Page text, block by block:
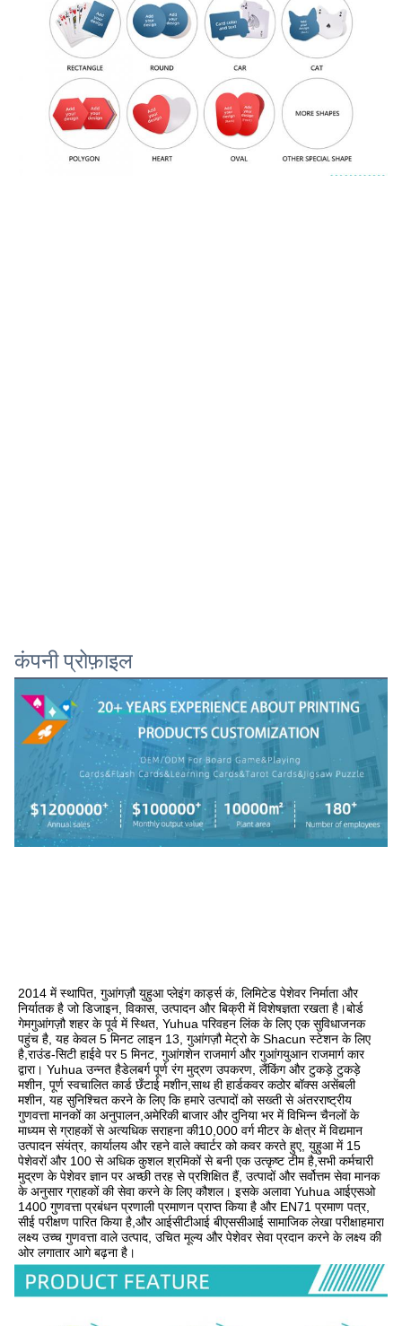
कंपनी प्रोफ़ाइल
2014 में स्थापित, गुआंगज़ौ युहुआ प्लेइंग कार्ड्स कं, लिमिटेड पेशेवर निर्माता और
निर्यातक है जो डिजाइन, विकास, उत्पादन और बिक्री में विशेषज्ञता रखता है।बोर्ड
गेमगुआंगज़ौ शहर के पूर्व में स्थित, Yuhua परिवहन लिंक के लिए एक सुविधाजनक
पहुंच है, यह केवल 5 मिनट लाइन 13, गुआंगज़ौ मेट्रो के Shacun स्टेशन के लिए
है,राउंड-सिटी हाईवे पर 5 मिनट, गुआंगशेन राजमार्ग और गुआंगयुआन राजमार्ग कार
द्वारा। Yuhua उन्नत हैडेलबर्ग पूर्ण रंग मुद्रण उपकरण, लैंकिंग और टुकड़े टुकड़े
मशीन, पूर्ण स्वचालित कार्ड छँटाई मशीन,साथ ही हार्डकवर कठोर बॉक्स असेंबली
मशीन, यह सुनिश्चित करने के लिए कि हमारे उत्पादों को सख्ती से अंतरराष्ट्रीय
गुणवत्ता मानकों का अनुपालन,अमेरिकी बाजार और दुनिया भर में विभिन्न चैनलों के
माध्यम से ग्राहकों से अत्यधिक सराहना की10,000 वर्ग मीटर के क्षेत्र में विद्यमान
उत्पादन संयंत्र, कार्यालय और रहने वाले क्वार्टर को कवर करते हुए, युहुआ में 15
पेशेवरों और 100 से अधिक कुशल श्रमिकों से बनी एक उत्कृष्ट टीम है,सभी कर्मचारी
मुद्रण के पेशेवर ज्ञान पर अच्छी तरह से प्रशिक्षित हैं, उत्पादों और सर्वोत्तम सेवा मानक
के अनुसार ग्राहकों की सेवा करने के लिए कौशल। इसके अलावा Yuhua आईएसओ
1400 गुणवत्ता प्रबंधन प्रणाली प्रमाणन प्राप्त किया है और EN71 प्रमाण पत्र,
सीई परीक्षण पारित किया है,और आईसीटीआई बीएससीआई सामाजिक लेखा परीक्षाहमारा
लक्ष्य उच्च गुणवत्ता वाले उत्पाद, उचित मूल्य और पेशेवर सेवा प्रदान करने के लक्ष्य की
ओर लगातार आगे बढ़ना है।